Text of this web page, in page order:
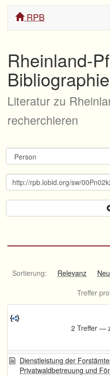
RPB
Rheinland-
Bibliographie
Literatur zu
recherchieren
Sortierung: Relevanz
Treffer
2 Treffer —
Dienstleistung der
Privatwaldbetreuung und